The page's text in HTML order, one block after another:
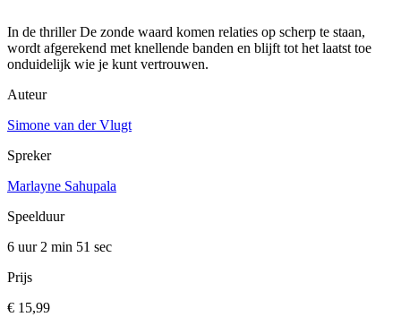
In de thriller De zonde waard komen relaties op scherp te staan,
wordt afgerekend met knellende banden en blijft tot het laatst toe
onduidelijk wie je kunt vertrouwen.
Auteur
Simone van der Vlugt
Spreker
Marlayne Sahupala
Speelduur
6 uur 2 min 51 sec
Prijs
€ 15,99